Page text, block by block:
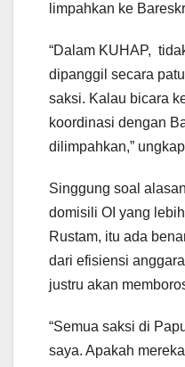
limpahkan ke
“Dalam KUHAP,
dipanggil secara
saksi. Kalau bicara
koordinasi dengan
dilimpahkan,”
Singgung soal
domisili OI yang
Rustam, itu ada
dari efisiensi
justru akan
“Semua saksi di
saya. Apakah